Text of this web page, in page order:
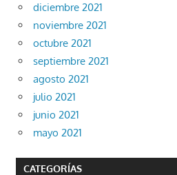
diciembre 2021
noviembre 2021
octubre 2021
septiembre 2021
agosto 2021
julio 2021
junio 2021
mayo 2021
CATEGORÍAS